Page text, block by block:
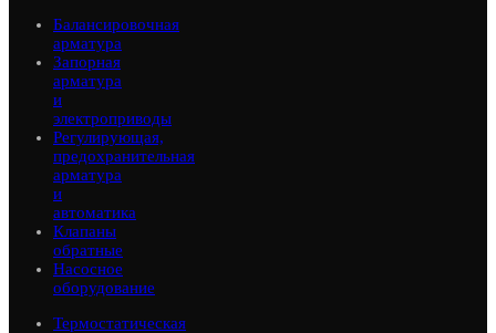
Балансировочная
арматура
Запорная
арматура
и
электроприводы
Регулирующая,
предохранительная
арматура
и
автоматика
Клапаны
обратные
Насосное
оборудование
Термостатическая